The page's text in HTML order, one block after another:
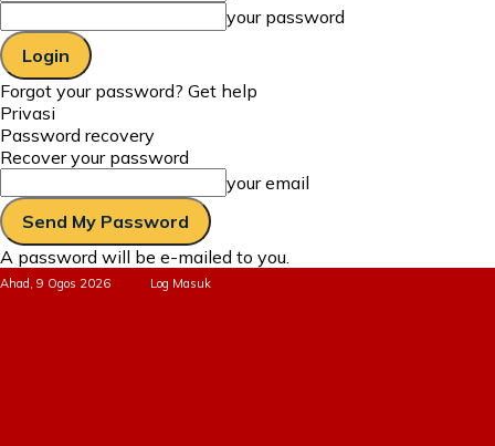
your password
Forgot your password? Get help
Privasi
Password recovery
Recover your password
your email
A password will be e-mailed to you.
Ahad, 9 Ogos 2026 Log Masuk